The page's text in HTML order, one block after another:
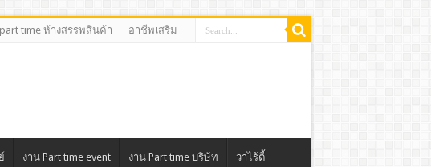
time ห้างสรรพสินค้า อาชีพเสริม
งาน Part time event งาน Part time บริษัท วาไร้ตี้